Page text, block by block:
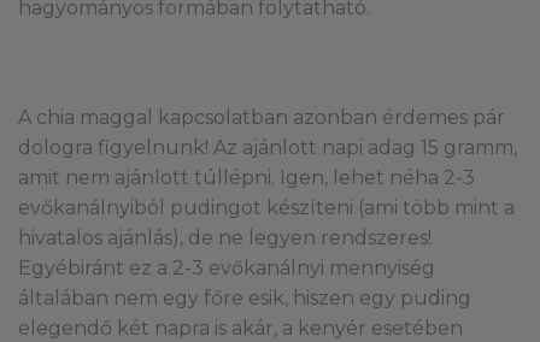
hagyományos formában folytatható.
A chia maggal kapcsolatban azonban érdemes pár
dologra figyelnünk! Az ajánlott napi adag 15 gramm,
amit nem ajánlott túllépni. Igen, lehet néha 2-3
evőkanálnyiból pudingot készíteni (ami több mint a
hivatalos ajánlás), de ne legyen rendszeres!
Egyébiránt ez a 2-3 evőkanálnyi mennyiség
általában nem egy főre esik, hiszen egy puding
elegendő két napra is akár, a kenyér esetében